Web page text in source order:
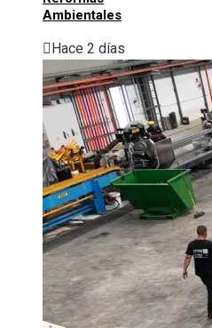
Ambientales
Hace 2 días